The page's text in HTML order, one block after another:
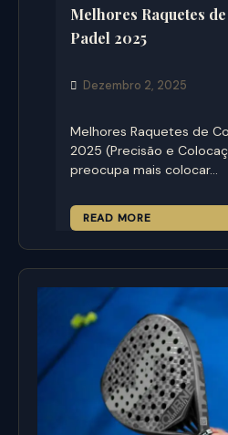
Melhores Raquetes
Padel 2025
Dezembro 2, 2025
Melhores Raquetes de
2025 (Precisão e
preocupa mais colocar…
READ MORE